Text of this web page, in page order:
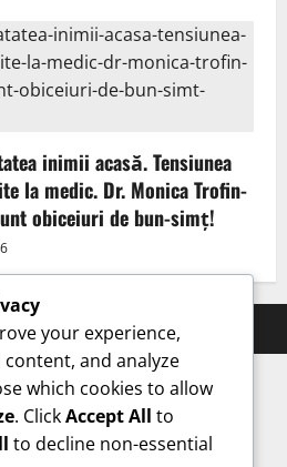
inimii acasă. Tensiunea
la medic. Dr. Monica Trofin-
obiceiuri de bun-simț!
© All rights reserved.
your experience,
and analyze
which cookies to allow
. ClickAccept All to
to decline non-essential